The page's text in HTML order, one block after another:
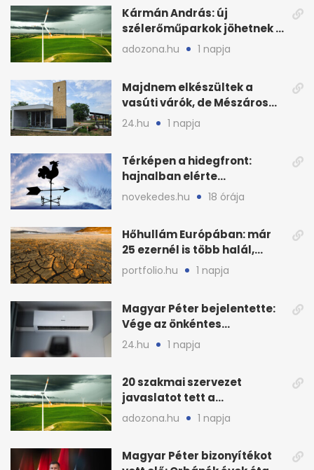
Kármán András: új
szélerőműparkok jöhetnek a
kormányülés döntése
adozona.hu 1 napja
Majdnem elkészültek a
vasúti várók, de Mészáros
bizalmasa leromboltatja
24.hu 1 napja
Térképen a hidegfront:
hajnalban elérte
Magyarország határát
novekedes.hu 18 órája
Hőhullám Európában: már
25 ezernél is több halál,
folytatódhat
portfolio.hu 1 napja
Magyar Péter bejelentette:
Vége az önkéntes
fogyasztáscsökkentésnek
24.hu 1 napja
20 szakmai szervezet
javaslatot tett a
fenntartható szélenergia-
adozona.hu 1 napja
Magyar Péter bizonyítékot